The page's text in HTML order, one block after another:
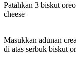
Patahkan 3 biskut
cheese
Masukkan adunan
di atas serbuk biskut